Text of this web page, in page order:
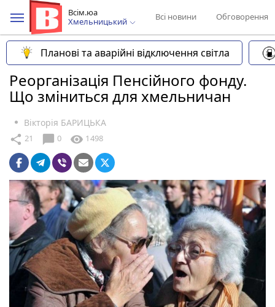
Всім.юа
Хмельницький
Всі новини Обговорення
Планові та аварійні відключення світла
Реорганізація Пенсійного фонду.
Що зміниться для хмельничан
Вікторія БАРИЦЬКА
share 21 chat_bubble 0 visibility 1498